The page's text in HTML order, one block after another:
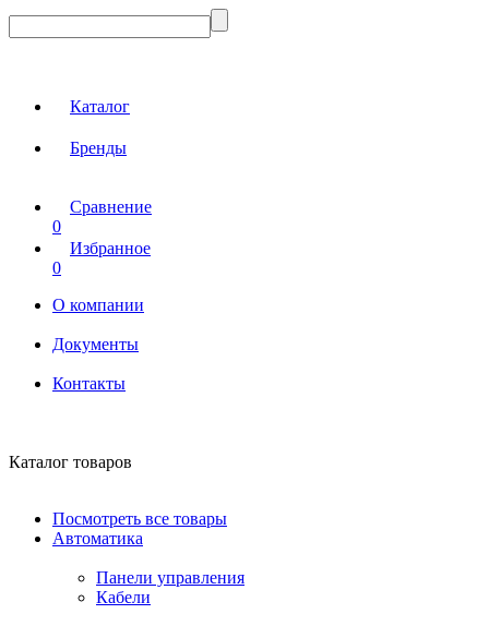
Каталог
Бренды
Сравнение
0
Избранное
0
О компании
Документы
Контакты
Каталог товаров
Посмотреть все товары
Автоматика
Панели управления
Кабели